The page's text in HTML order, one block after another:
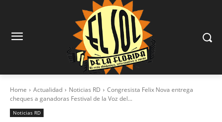
Home Actualidad Noticias RD
Congresista Felix Nova entrega
cheques a ganadoras Festival de la Voz del...
Noticias RD